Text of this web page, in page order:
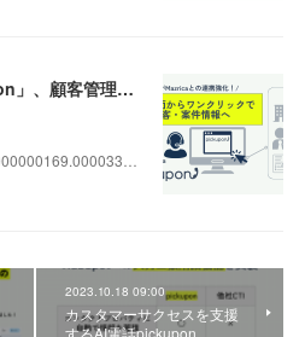
AIクラウドIP電話「pickupon」、顧客管理システム「Mazrica」上の顧客や案件の詳細情報へワンクリックで遷移できる新機能を追加
2023.10.18 09:00
カスタマーサクセスを支援